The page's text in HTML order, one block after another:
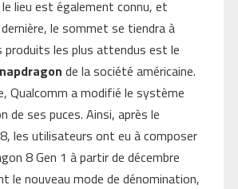
lieu est également connu, et
dernière, le sommet se tiendra à
produits les plus attendus est le
de la société américaine.
Qualcomm a modifié le système
de ses puces. Ainsi, après le
les utilisateurs ont eu à composer
8 Gen 1 à partir de décembre
le nouveau mode de dénomination,